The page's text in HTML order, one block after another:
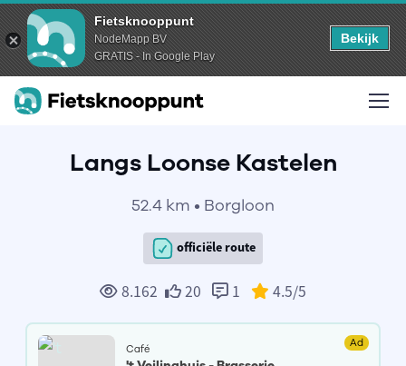
Fietsknooppunt
NodeMapp BV
GRATIS - In Google Play
Bekijk
Langs Loonse Kastelen
52.4 km • Borgloon
officiële route
8.162 20 1 4.5/5
Café Ad